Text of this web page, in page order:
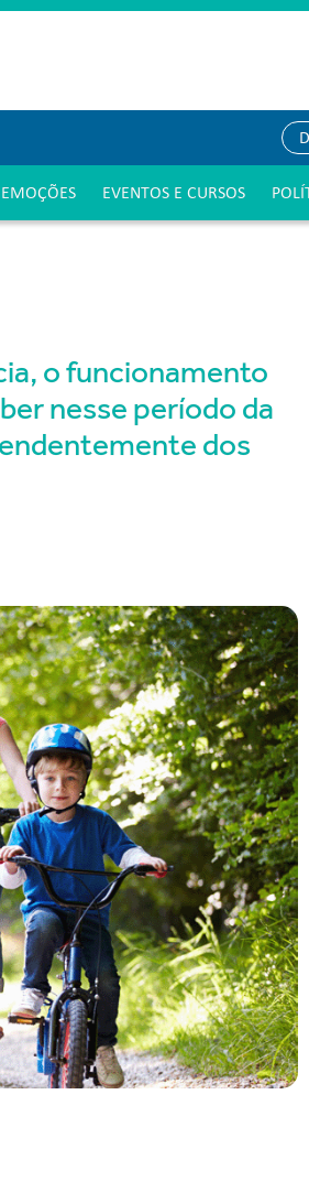
EMOÇÕES EVENTOS E CURSOS
o funcionamento
nesse período da
dos